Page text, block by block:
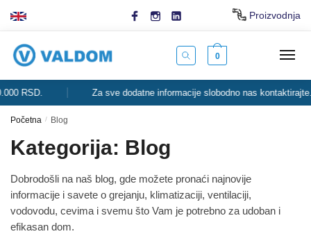
Proizvodnja
0
Za sve dodatne informacije slobodno nas kontaktirajte.
Početna / Blog
Kategorija: Blog
Dobrodošli na naš blog, gde možete pronaći najnovije
informacije i savete o grejanju, klimatizaciji, ventilaciji,
vodovodu, cevima i svemu što Vam je potrebno za udoban i
efikasan dom.